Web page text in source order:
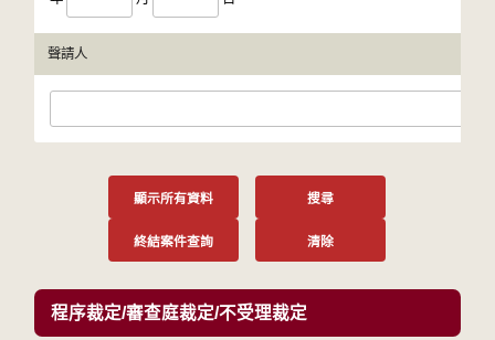
聲請人
顯示所有資料 搜尋
終結案件查詢 清除
程序裁定/審查庭裁定/不受理裁定